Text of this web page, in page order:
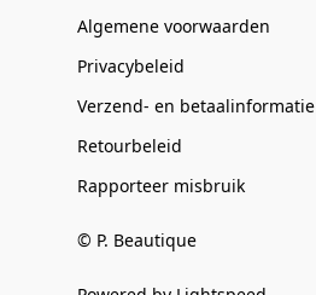
Algemene voorwaarden
Privacybeleid
Verzend- en betaalinformatie
Retourbeleid
Rapporteer misbruik
© P. Beautique